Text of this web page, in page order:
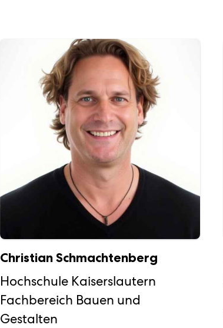
Christian Schmachtenberg
Hochschule Kaiserslautern
Fachbereich Bauen und
Gestalten